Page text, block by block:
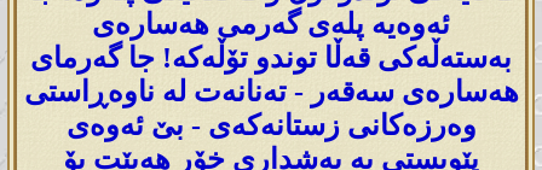
ئەوەیە پلەی گەرمی هەسارەی
بەستەڵەکی قەڵا توندو تۆڵەکە! جا گەرمای
هەسارەی سەقەر - تەنانەت لە ناوەڕاستی
وەرزەکانی زستانەکەی - بێ ئەوەی
پێویستی بە بەشداری خۆر هەبێت بۆ